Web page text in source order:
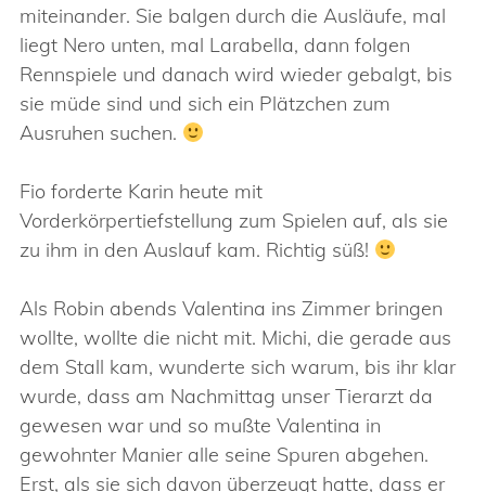
miteinander. Sie balgen durch die Ausläufe, mal
liegt Nero unten, mal Larabella, dann folgen
Rennspiele und danach wird wieder gebalgt, bis
sie müde sind und sich ein Plätzchen zum
Ausruhen suchen.
Fio forderte Karin heute mit
Vorderkörpertiefstellung zum Spielen auf, als sie
zu ihm in den Auslauf kam. Richtig süß!
Als Robin abends Valentina ins Zimmer bringen
wollte, wollte die nicht mit. Michi, die gerade aus
dem Stall kam, wunderte sich warum, bis ihr klar
wurde, dass am Nachmittag unser Tierarzt da
gewesen war und so mußte Valentina in
gewohnter Manier alle seine Spuren abgehen.
Erst, als sie sich davon überzeugt hatte, dass er